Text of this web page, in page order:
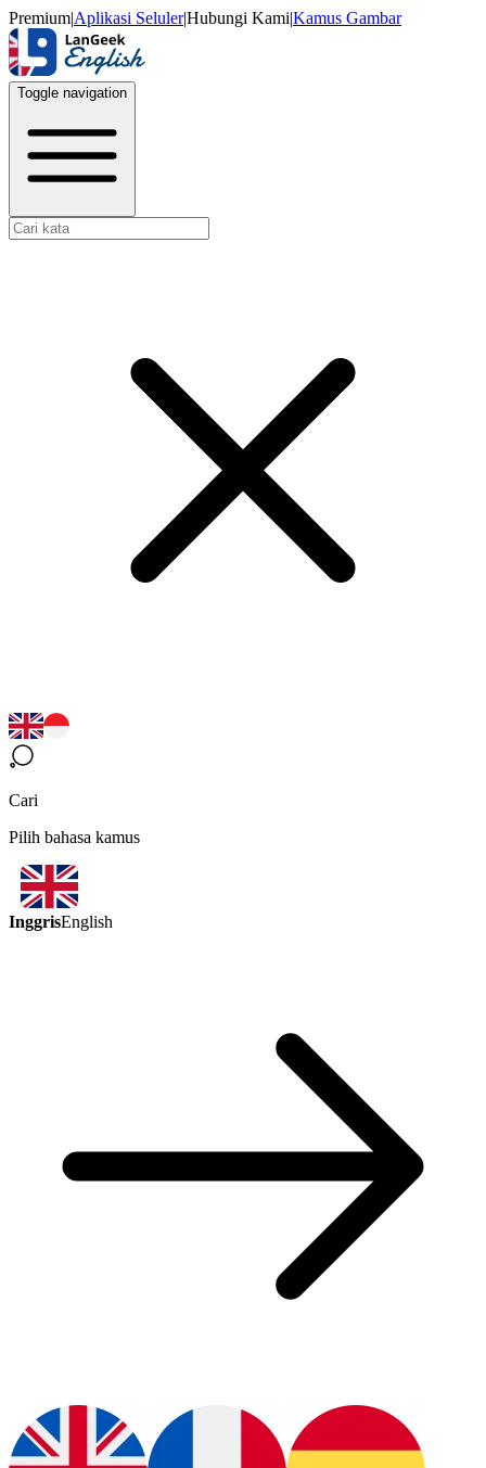
Premium|Aplikasi Seluler|Hubungi Kami|Kamus Gambar
Toggle navigation
Cari
Pilih bahasa kamus
InggrisEnglish